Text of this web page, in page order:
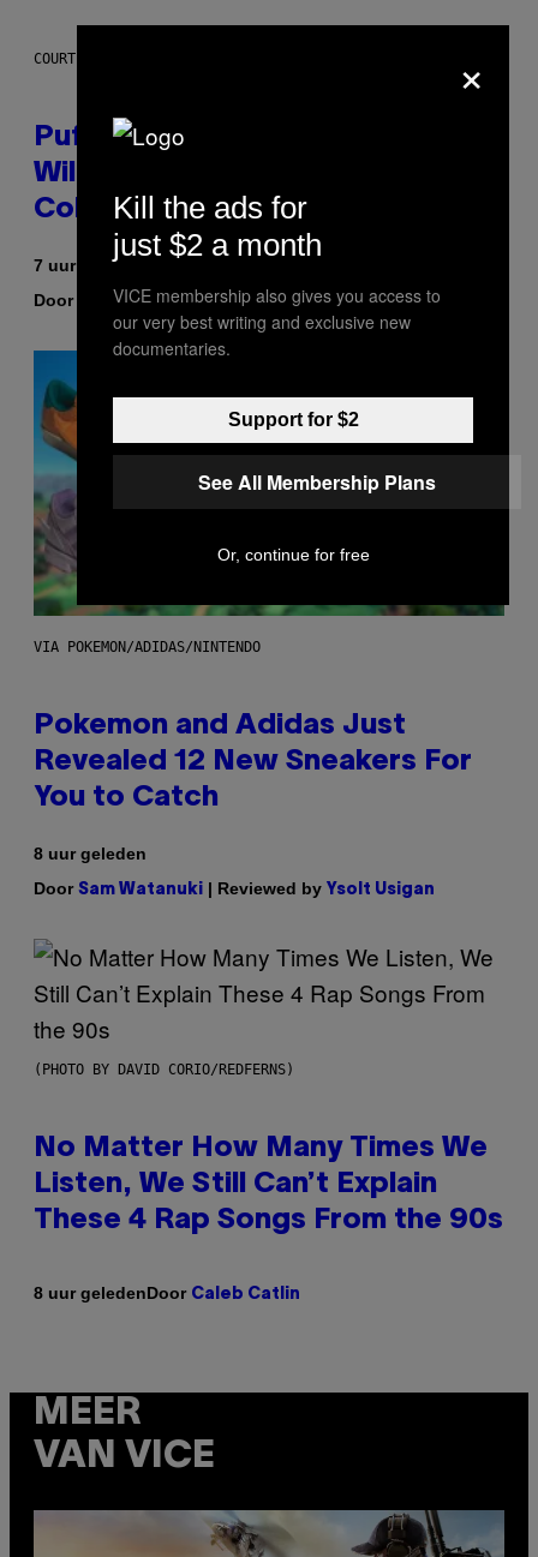
COURTESY OF PUFFCO
Puffco Went Full Gamer With Its
Wild New Plasma Peak Pro
Colorway
7 uur geleden
Door
Maha Haq| Reviewed by Ysolt Usigan
VIA POKEMON/ADIDAS/NINTENDO
Pokemon and Adidas Just
Revealed 12 New Sneakers For
You to Catch
8 uur geleden
Door Sam Watanuki | Reviewed by Ysolt Usigan
(PHOTO BY DAVID CORIO/REDFERNS)
No Matter How Many Times We
Listen, We Still Can’t Explain
These 4 Rap Songs From the 90s
8 uur geledenDoor Caleb Catlin
MEER
VAN VICE
×
Kill the ads for
just $2 a month
VICE membership also gives you access to
our very best writing and exclusive new
documentaries.
Support for $2
See All Membership Plans
Or, continue for free